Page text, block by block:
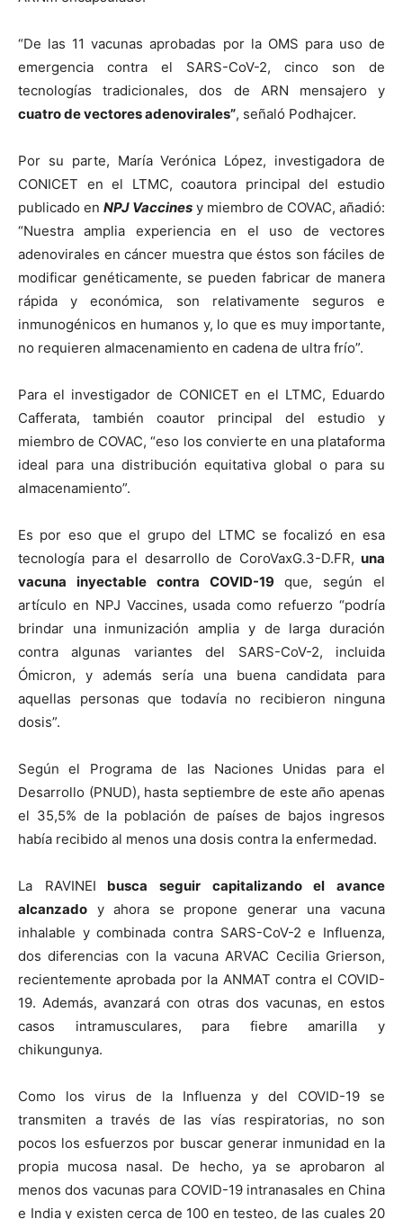
“De las 11 vacunas aprobadas por la OMS para uso de
emergencia contra el SARS-CoV-2, cinco son de
tecnologías tradicionales, dos de ARN mensajero y
cuatro de vectores adenovirales”, señaló Podhajcer.
Por su parte, María Verónica López, investigadora de
CONICET en el LTMC, coautora principal del estudio
publicado en NPJ Vaccines y miembro de COVAC, añadió:
“Nuestra amplia experiencia en el uso de vectores
adenovirales en cáncer muestra que éstos son fáciles de
modificar genéticamente, se pueden fabricar de manera
rápida y económica, son relativamente seguros e
inmunogénicos en humanos y, lo que es muy importante,
no requieren almacenamiento en cadena de ultra frío”.
Para el investigador de CONICET en el LTMC, Eduardo
Cafferata, también coautor principal del estudio y
miembro de COVAC, “eso los convierte en una plataforma
ideal para una distribución equitativa global o para su
almacenamiento”.
Es por eso que el grupo del LTMC se focalizó en esa
tecnología para el desarrollo de CoroVaxG.3-D.FR, una
vacuna inyectable contra COVID-19que, según el
artículo en NPJ Vaccines, usada como refuerzo “podría
brindar una inmunización amplia y de larga duración
contra algunas variantes del SARS-CoV-2, incluida
Ómicron, y además sería una buena candidata para
aquellas personas que todavía no recibieron ninguna
dosis”.
Según el Programa de las Naciones Unidas para el
Desarrollo (PNUD), hasta septiembre de este año apenas
el 35,5% de la población de países de bajos ingresos
había recibido al menos una dosis contra la enfermedad.
La RAVINEI busca seguir capitalizando el avance
alcanzado y ahora se propone generar una vacuna
inhalable y combinada contra SARS-CoV-2 e Influenza,
dos diferencias con la vacuna ARVAC Cecilia Grierson,
recientemente aprobada por la ANMAT contra el COVID-
19. Además, avanzará con otras dos vacunas, en estos
casos intramusculares, para fiebre amarilla y
chikungunya.
Como los virus de la Influenza y del COVID-19 se
transmiten a través de las vías respiratorias, no son
pocos los esfuerzos por buscar generar inmunidad en la
propia mucosa nasal. De hecho, ya se aprobaron al
menos dos vacunas para COVID-19 intranasales en China
e India y existen cerca de 100 en testeo, de las cuales 20